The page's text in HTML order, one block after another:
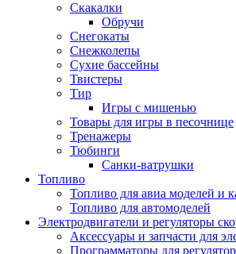
Скакалки
Обручи
Снегокаты
Снежколепы
Сухие бассейны
Твистеры
Тир
Игры с мишенью
Товары для игры в песочнице
Тренажеры
Тюбинги
Санки-ватрушки
Топливо
Топливо для авиа моделей и
Топливо для автомоделей
Электродвигатели и регуляторы
Аксессуары и запчасти для
Программаторы для